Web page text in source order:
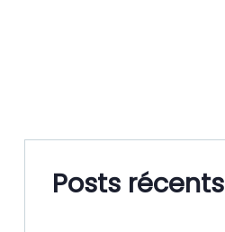
Posts récents